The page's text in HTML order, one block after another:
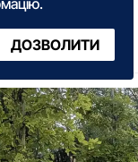
ДОЗВОЛИТИ
2026